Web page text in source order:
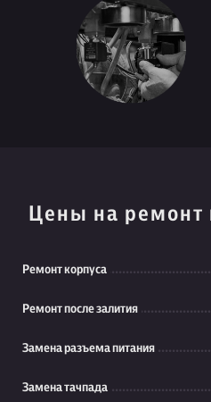
Цены на ремонт
Ремонт корпуса
Ремонт после залития
Замена разъема питания
Замена тачпада